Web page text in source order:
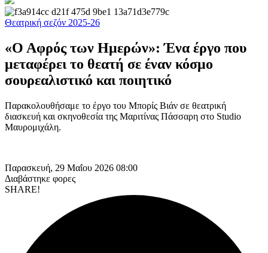
Θεατρική σεζόν 2025-26
«Ο Αφρός των Ημερών»: Ένα έργο που
μεταφέρει το θεατή σε έναν κόσμο
σουρεαλιστικό και ποιητικό
Παρακολουθήσαμε το έργο του Μπορίς Βιάν σε θεατρική
διασκευή και σκηνοθεσία της Μαριτίνας Πάσσαρη στο Studio
Μαυρομιχάλη.
Παρασκευή, 29 Μαΐου 2026 08:00
Διαβάστηκε φορες
SHARE!